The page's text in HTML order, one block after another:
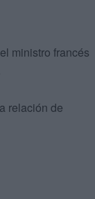
ministro francés
relación de